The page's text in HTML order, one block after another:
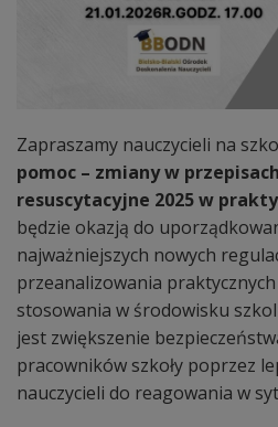
Zapraszamy nauczycieli na
pomoc – zmiany w
resuscytacyjne 2025 w
będzie okazją do
najważniejszych nowych
przeanalizowania
stosowania w środowisku
jest zwiększenie
pracowników szkoły poprzez
nauczycieli do reagowania w